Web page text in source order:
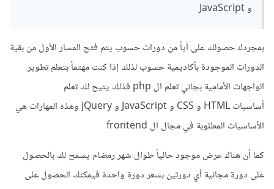
و JavaScript
بمجردك حصولك على أياً من دورات حسوب يتم فتح المسار الأول من بقية
الدورات الموجودة بأكاديمية حسوب لذلك إذا كنت مهتماً بتعلم تطوير
الواجهات الأمامية بجاني تعلم ال php فذلك يتيح لك تعلم
أساسيات HTML و CSS و JavaScript و jQuery وهذه المهارات هي
الأساسيات المطلوبة في مجال ال frontend
كما أن هناك عرض موجود حالياً طوال شهر رمضام يسمح لك بالحصول
على دورة مجانية أي دورتين بسعر دورة واحدة فيمكنك الحصول على